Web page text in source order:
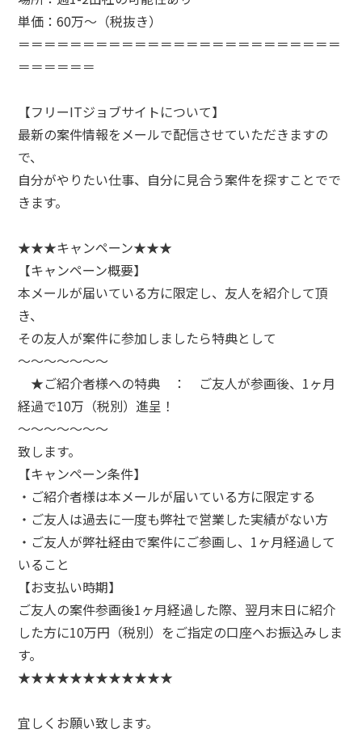
単価：60万～（税抜き）
＝＝＝＝＝＝＝＝＝＝＝＝＝＝＝＝＝＝＝＝＝＝＝＝＝
＝＝＝＝＝＝
【フリーITジョブサイトについて】
最新の案件情報をメールで配信させていただきますの
で、
自分がやりたい仕事、自分に見合う案件を探すことでで
きます。
★★★キャンペーン★★★
【キャンペーン概要】
本メールが届いている方に限定し、友人を紹介して頂
き、
その友人が案件に参加しましたら特典として
～～～～～～～
★ご紹介者様への特典 ： ご友人が参画後、1ヶ月
経過で10万（税別）進呈！
～～～～～～～
致します。
【キャンペーン条件】
・ご紹介者様は本メールが届いている方に限定する
・ご友人は過去に一度も弊社で営業した実績がない方
・ご友人が弊社経由で案件にご参画し、1ヶ月経過して
いること
【お支払い時期】
ご友人の案件参画後1ヶ月経過した際、翌月末日に紹介
した方に10万円（税別）をご指定の口座へお振込みしま
す。
★★★★★★★★★★★★
宜しくお願い致します。